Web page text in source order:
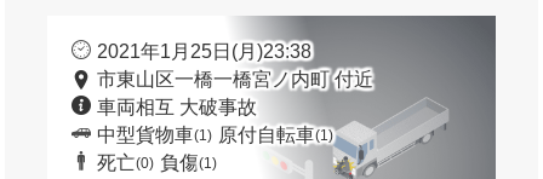
2021年1月25日(月)23:38
市東山区一橋一橋宮ノ内町 付近
車両相互 大破事故
中型貨物車(1) 原付自転車(1)
死亡(0) 負傷(1)